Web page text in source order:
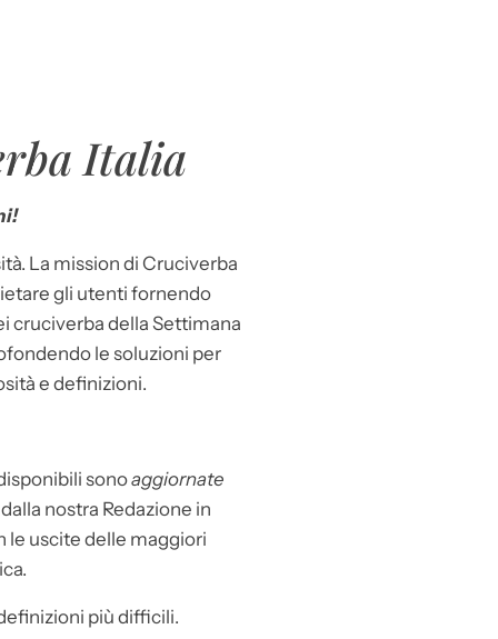
Italia
La mission di Cruciverba
gli utenti fornendo
cruciverba della Settimana
le soluzioni per
e definizioni.
sonoaggiornate
dalla nostra Redazione in
le uscite delle maggiori
più difficili.